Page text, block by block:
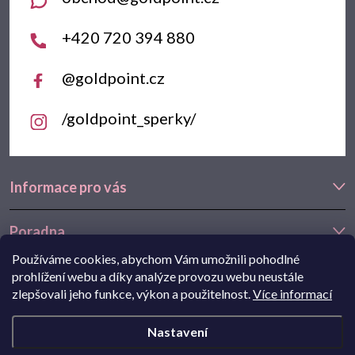
Používáme cookies, abychom Vám umožnili pohodlné
prohlížení webu a díky analýze provozu webu neustále
zlepšovali jeho funkce, výkon a použitelnost.Více informací
Nastavení
Informace pro vás
Poradna
Často hledáte
+420 720 394 880
@goldpoint.cz
/goldpoint_sperky/
Navštivte také náš e-shop Goldstore.cz:zlaté náušnice,dětské
náušnice z bílého zlata